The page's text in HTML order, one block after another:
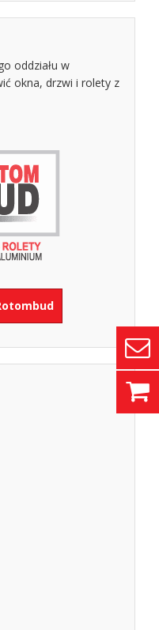
oddziału w
okna, drzwi i rolety z